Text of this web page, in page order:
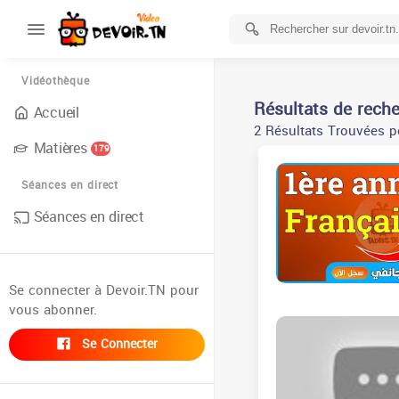
Vidéothèque
Accueil
Matières 179
Séances en direct
Séances en direct
Se connecter à Devoir.TN pour
vous abonner.
Se Connecter
Résultats de
2 Résultats Trouvées